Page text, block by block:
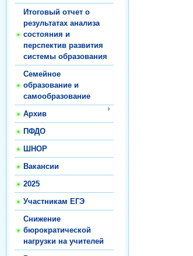
Итоговый отчет о
результатах анализа
состояния и
перспектив развития
системы образования
Семейное
образование и
самообразование
Архив
ПФДО
ШНОР
Вакансии
2025
Участникам ЕГЭ
Снижение
бюрократической
нагрузки на учителей